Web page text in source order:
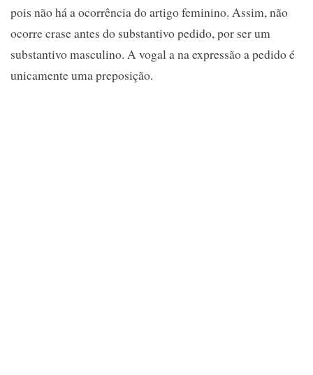
pois não há a ocorrência do artigo feminino. Assim, não
ocorre crase antes do substantivo pedido, por ser um
substantivo masculino. A vogal a na expressão a pedido é
unicamente uma preposição.